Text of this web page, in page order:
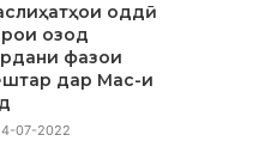
оддӣ
озод
фазои
дар Mac-и
07-2022